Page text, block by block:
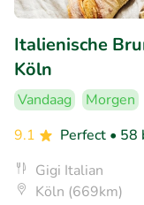
Italienische
Köln
Vandaag Morgen
9.1
Perfect • 58
Gigi Italian
Köln (669km)